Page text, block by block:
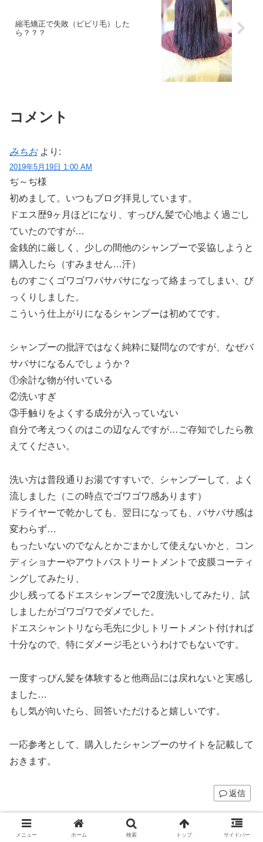
縮毛矯正で失敗（ビビリ毛）した
ら？？？
コメント
みちお より:
2019年5月19日 1:00 AM
ぢ～ぢ様
初めまして。いつもブログ拝見しています。
ドエス歴9ヶ月ほどになり、すっぴん髪で心地よく過ごし
ていたのですが…
金銭的に厳しく、少しの間他のシャンプーで妥協しようと
購入したら（すみません…汗）
ものすごくゴワゴワバサバサになって絡まってしまい、び
っくりしました。
こういう仕上がりになるシャンプーは初めてです。
シャンプーの批評ではなく純粋に疑問なのですが、なぜバ
サバサになるんでしょうか？
①余計な物が付いている
②洗いすぎ
③手触りをよくする成分が入っていない
自分で考えつくのはこの辺なんですが…ご存知でしたら教
えてください。
洗い方は普段通りお湯ですすいで、シャンプーして、よく
流しました（この時点でゴワゴワ感あります）
ドライヤーで乾かしても、翌日になっても、バサバサ感は
変わらず…
もったいないのでなんとかごまかして使えないかと、コン
ディショナーやアウトバストリートメントで皮膜コーティ
ングしてみたり、
少し残ってるドエスシャンプーで2度洗いしてみたり、試
しましたがゴワゴワでダメでした。
ドエスシャントリなら毛先に少しトリートメント付ければ
十分なので、特にダメージ毛というわけでもないです。
一度すっぴん髪を体験すると他商品には戻れないと実感し
ました…
もし気が向いたら、回答いただけると嬉しいです。
一応参考として、購入したシャンプーのサイトを記載して
おきます。
返信
コメントを書き込む
メニュー ホーム 検索 トップ サイドバー